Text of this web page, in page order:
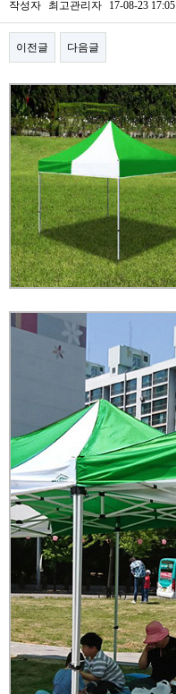
작성자 최고관리자 17-08-23 17:05
이전글 다음글
본문